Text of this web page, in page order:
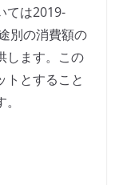
ては2019-
別の消費額の
します。この
トとすること